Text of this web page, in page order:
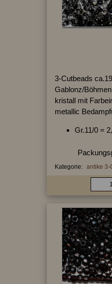
3-Cutbeads
Gablonz/
kristall mit
metallic
Gr.11/0 =
Kategorie: antike 3-